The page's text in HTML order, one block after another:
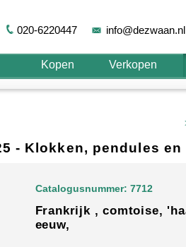
020-6220447 info@dezwaan.nl
Kopen Verkopen
- Klokken, pendules en
Catalogusnummer: 7712
Frankrijk , comtoise,
eeuw,